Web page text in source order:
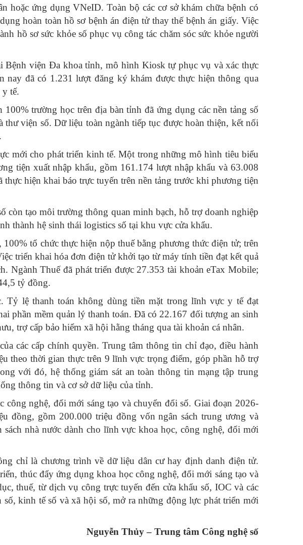
hoặc ứng dụng VNeID. Toàn bộ các cơ sở khám chữa bệnh có
hoàn toàn hồ sơ bệnh án điện tử thay thế bệnh án giấy. Việc
hồ sơ sức khỏe số phục vụ công tác chăm sóc sức khỏe người
Bệnh viện Đa khoa tỉnh, mô hình Kiosk tự phục vụ và xác thực
đã có 1.231 lượt đăng ký khám được thực hiện thông qua
tế.
trường học trên địa bàn tỉnh đã ứng dụng các nền tảng số
viện số. Dữ liệu toàn ngành tiếp tục được hoàn thiện, kết nối
mới cho phát triển kinh tế. Một trong những mô hình tiêu biểu
tiện xuất nhập khẩu, gồm 161.174 lượt nhập khẩu và 63.008
hiện khai báo trực tuyến trên nền tảng trước khi phương tiện
còn tạo môi trường thông quan minh bạch, hỗ trợ doanh nghiệp
thành hệ sinh thái logistics số tại khu vực cửa khẩu.
tổ chức thực hiện nộp thuế bằng phương thức điện tử; trên
triển khai hóa đơn điện tử khởi tạo từ máy tính tiền đạt kết quả
Ngành Thuế đã phát triển được 27.353 tài khoản eTax Mobile;
tỷ đồng.
Tỷ lệ thanh toán không dùng tiền mặt trong lĩnh vực y tế đạt
phần mềm quản lý thanh toán. Đã có 22.167 đối tượng an sinh
trợ cấp bảo hiểm xã hội hằng tháng qua tài khoản cá nhân.
các cấp chính quyền. Trung tâm thông tin chỉ đạo, điều hành
theo thời gian thực trên 9 lĩnh vực trọng điểm, góp phần hỗ trợ
với đó, hệ thống giám sát an toàn thông tin mạng tập trung
thông tin và cơ sở dữ liệu của tỉnh.
nghệ, đổi mới sáng tạo và chuyển đổi số. Giai đoạn 2026-
đồng, gồm 200.000 triệu đồng vốn ngân sách trung ương và
nhà nước dành cho lĩnh vực khoa học, công nghệ, đổi mới
chỉ là chương trình về dữ liệu dân cư hay định danh điện tử.
thúc đẩy ứng dụng khoa học công nghệ, đổi mới sáng tạo và
thuế, từ dịch vụ công trực tuyến đến cửa khẩu số, IOC và các
kinh tế số và xã hội số, mở ra những động lực phát triển mới
Nguyễn Thủy – Trung tâm Công nghệ số